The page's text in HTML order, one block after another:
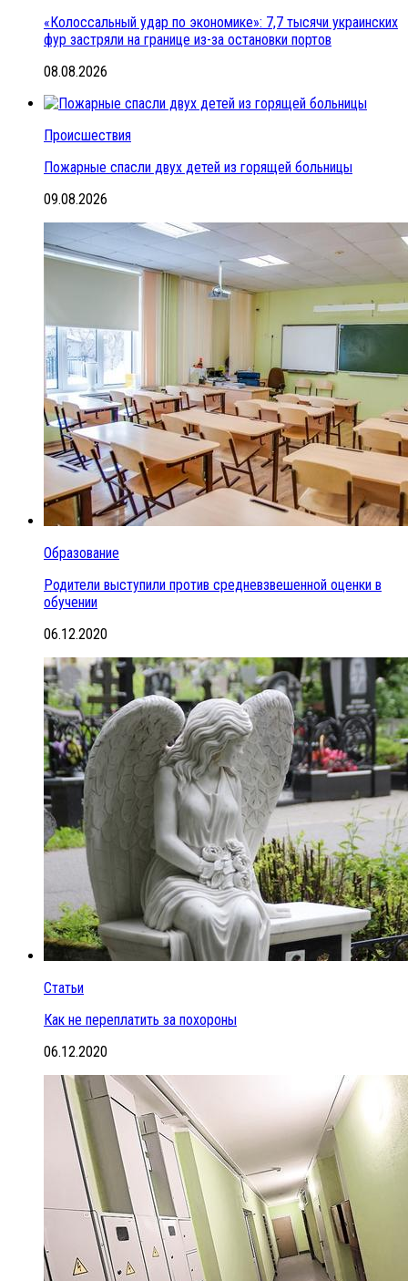
«Колоссальный удар по экономике»: 7,7 тысячи украинских
фур застряли на границе из-за остановки портов
08.08.2026
Происшествия
Пожарные спасли двух детей из горящей больницы
09.08.2026
Образование
Родители выступили против средневзвешенной оценки в
обучении
06.12.2020
Статьи
Как не переплатить за похороны
06.12.2020